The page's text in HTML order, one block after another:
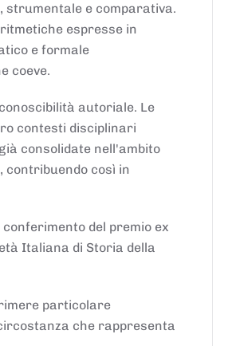
strumentale e comparativa.
espresse in
e formale
coeve.
autoriale. Le
contesti disciplinari
consolidate nell'ambito
così in
del premio ex
Italiana di Storia della
particolare
che rappresenta